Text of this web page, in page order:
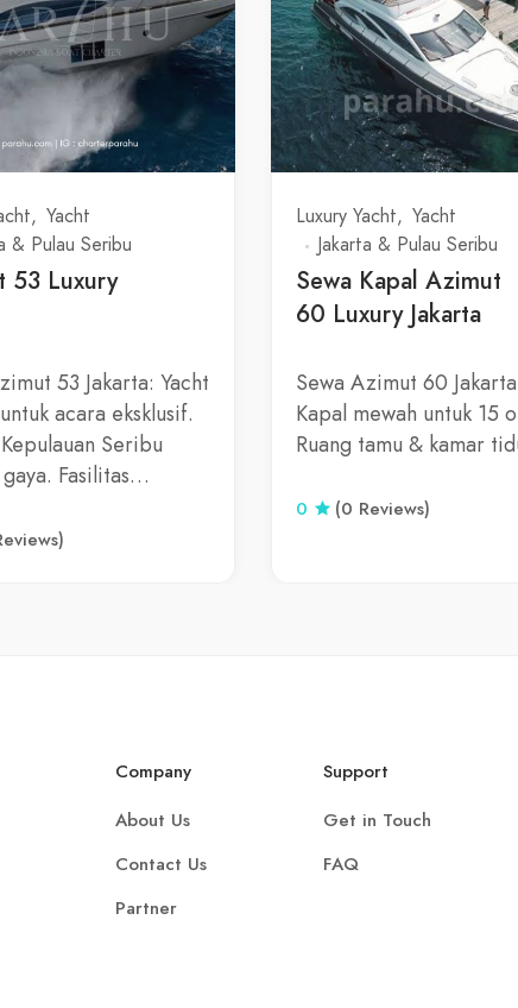
Yacht
& Pulau Seribu
53 Luxury
53 Jakarta: Yacht
acara eksklusif.
Seribu
Fasilitas…
Luxury Yacht
Yacht
Jakarta & Pulau Seribu
Sewa Kapal Azimut
60 Luxury Jakarta
Sewa Azimut 60
Kapal mewah untuk 15
Ruang tamu & kamar
0 (0 Reviews)
Company
About Us
Contact Us
Partner
Support
Get in Touch
FAQ